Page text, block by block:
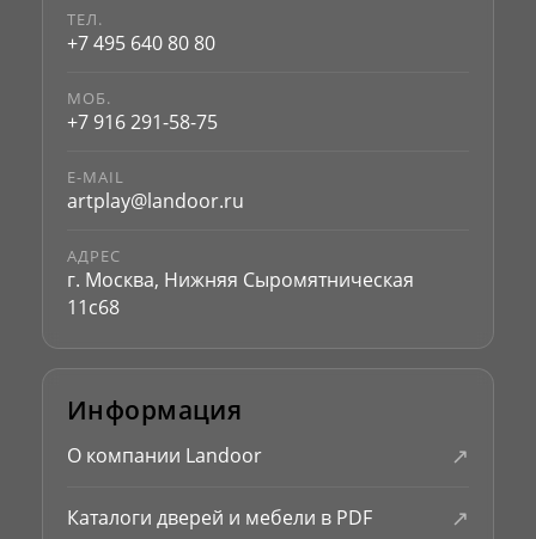
ТЕЛ.
+7 495 640 80 80
МОБ.
+7 916 291-58-75
E-MAIL
artplay@landoor.ru
АДРЕС
г. Москва, Нижняя Сыромятническая
11с68
Информация
О компании Landoor ↗
Каталоги дверей и мебели в PDF ↗